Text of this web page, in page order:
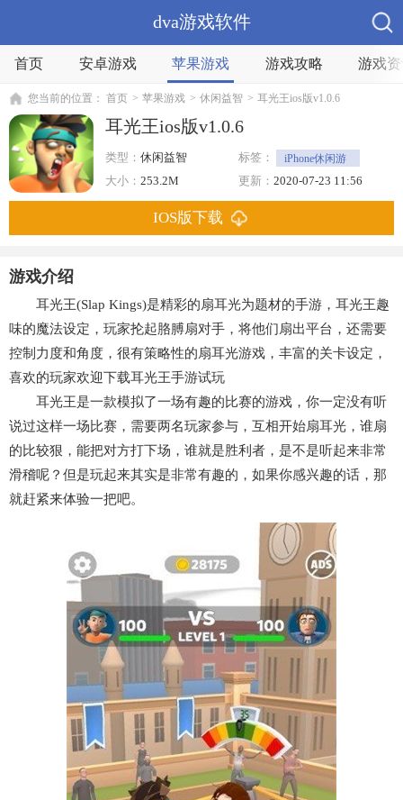
dva游戏软件
首页 安卓游戏 苹果游戏 游戏攻略 游戏
您当前的位置： 首页 > 苹果游戏 > 休闲益智 > 耳光王ios版v1.0.6
耳光王ios版v1.0.6
类型： 休闲益智 标签：
iPhone休闲游
戏
休闲 闯关游戏
大小： 253.2M 更新： 2020-07-23 11:56
IOS版下载
游戏介绍
耳光王(Slap Kings)是精彩的扇耳光为题材的手游，耳光王趣
味的魔法设定，玩家抡起胳膊扇对手，将他们扇出平台，还需要
控制力度和角度，很有策略性的扇耳光游戏，丰富的关卡设定，
喜欢的玩家欢迎下载耳光王手游试玩
耳光王是一款模拟了一场有趣的比赛的游戏，你一定没有听
说过这样一场比赛，需要两名玩家参与，互相开始扇耳光，谁扇
的比较狠，能把对方打下场，谁就是胜利者，是不是听起来非常
滑稽呢？但是玩起来其实是非常有趣的，如果你感兴趣的话，那
就赶紧来体验一把吧。